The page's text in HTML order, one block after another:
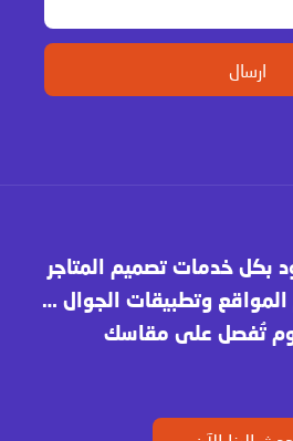
بكل خدمات تصميم المتاجر
المواقع وتطبيقات الجوال …